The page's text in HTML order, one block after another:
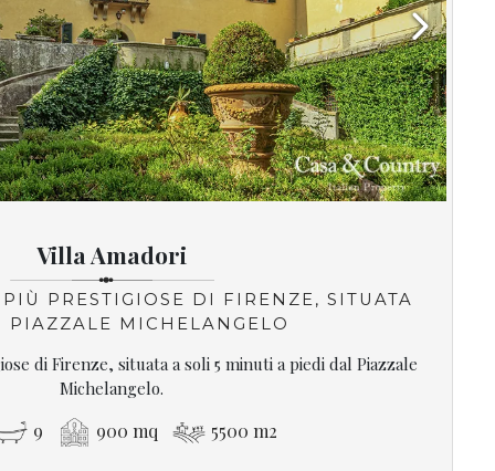
Next
Villa Amadori
PRESTIGIOSE DI FIRENZE, SITUATA
PIAZZALE MICHELANGELO
di Firenze, situata a soli 5 minuti a piedi dal Piazzale
Michelangelo.
9 900 mq 5500 m2